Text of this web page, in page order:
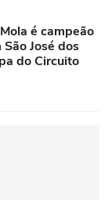
é campeão
José dos
do Circuito